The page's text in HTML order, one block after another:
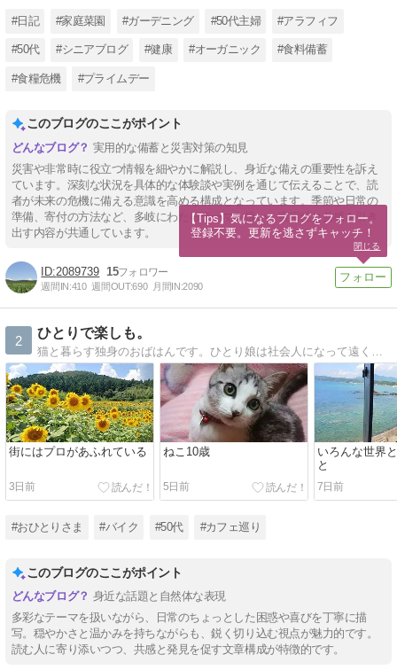
#日記 #家庭菜園 #ガーデニング #50代主婦 #アラフィフ
#50代 #シニアブログ #健康 #オーガニック #食料備蓄
#食糧危機 #プライムデー
このブログのここがポイント
実用的な備蓄と災害対策の知見
災害や非常時に役立つ情報を細やかに解説し、身近な備えの重要性を訴え
ています。深刻な状況を具体的な体験談や実例を通じて伝えることで、読
者が未来の危機に備える意識を高める構成となっています。季節や日常の
準備、寄付の方法など、多岐にわたるテーマを扱い、実用性と共感を引き
出す内容が共通しています。
2089739 15
週間IN:410 週間OUT:690 月間IN:2090
2
ひとりで楽しも。
街にはプロがあふれている
3日前
ねこ10歳
5日前
いろんな世界
と
7日前
#おひとりさま #バイク #50代 #カフェ巡り
このブログのここがポイント
身近な話題と自然体な表現
多彩なテーマを扱いながら、日常のちょっとした困惑や喜びを丁寧に描
写。穏やかさと温かみを持ちながらも、鋭く切り込む視点が魅力的です。
読む人に寄り添いつつ、共感と発見を促す文章構成が特徴的です。
【Tips】気になるブログをフォロー。
登録不要。更新を逃さずキャッチ！
閉じる